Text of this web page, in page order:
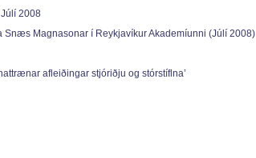
2008
Snæs Magnasonar í Reykjavíkur Akademíunni (Júlí 2008)
afleiðingar stjóriðju og stórstíflna’